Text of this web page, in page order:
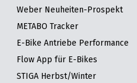
Weber Neuheiten-Prospekt
METABO Tracker
E-Bike Antriebe Performance
Flow App für E-Bikes
STIGA Herbst/Winter